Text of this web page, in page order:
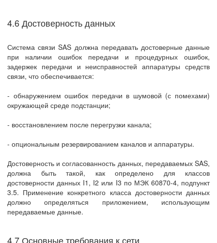
4.6 Достоверность данных
Система связи SAS должна передавать достоверные данные
при наличии ошибок передачи и процедурных ошибок,
задержек передачи и неисправностей аппаратуры средств
связи, что обеспечивается:
- обнаружением ошибок передачи в шумовой (с помехами)
окружающей среде подстанции;
- восстановлением после перегрузки канала;
- опциональным резервированием каналов и аппаратуры.
Достоверность и согласованность данных, передаваемых SAS,
должна быть такой, как определено для классов
достоверности данных I1, I2 или I3 по МЭК 60870-4, подпункт
3.5. Применение конкретного класса достоверности данных
должно определяться приложением, использующим
передаваемые данные.
4.7 Основные требования к сети